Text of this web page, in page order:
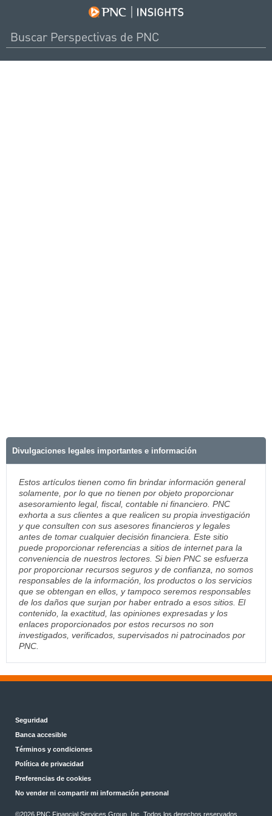
Divulgaciones legales importantes e información
Estos artículos tienen como fin brindar información general
solamente, por lo que no tienen por objeto proporcionar
asesoramiento legal, fiscal, contable ni financiero. PNC
exhorta a sus clientes a que realicen su propia investigación
y que consulten con sus asesores financieros y legales
antes de tomar cualquier decisión financiera. Este sitio
puede proporcionar referencias a sitios de internet para la
conveniencia de nuestros lectores. Si bien PNC se esfuerza
por proporcionar recursos seguros y de confianza, no somos
responsables de la información, los productos o los servicios
que se obtengan en ellos, y tampoco seremos responsables
de los daños que surjan por haber entrado a esos sitios. El
contenido, la exactitud, las opiniones expresadas y los
enlaces proporcionados por estos recursos no son
investigados, verificados, supervisados ni patrocinados por
PNC.
Seguridad
Banca accesible
Términos y condiciones
Política de privacidad
Preferencias de cookies
No vender ni compartir mi información personal
©2026 PNC Financial Services Group, Inc. Todos los derechos reservados.